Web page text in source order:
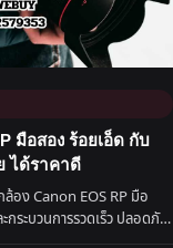
มือสอง ร้อยเอ็ด กับ
ได้ราคาดี
อง Canon EOS RP มือ
ระบวนการรวดเร็ว ปลอดภัย